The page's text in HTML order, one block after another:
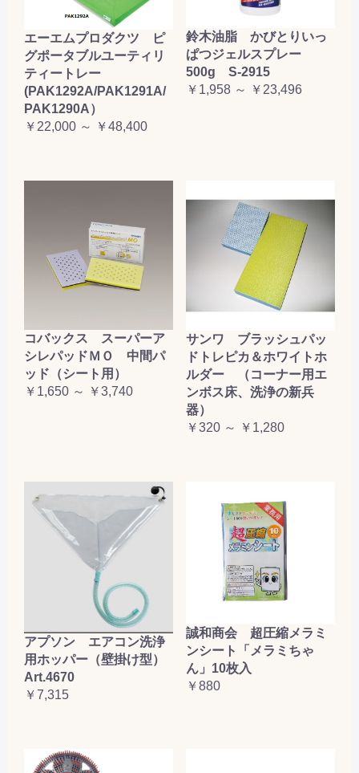
エーエムプロダクツ ピ
グポータブルユーティリ
ティートレー
(PAK1292A/PAK1291A/
PAK1290A）
￥22,000 ～ ￥48,400
鈴木油脂 かびとりいっ
ぱつジェルスプレー
500g S-2915
￥1,958 ～ ￥23,496
コバックス スーパーア
シレパッドＭＯ 中間パ
ッド（シート用）
￥1,650 ～ ￥3,740
サンワ ブラッシュパッ
ドトレピカ＆ホワイトホ
ルダー （コーナー用エ
ンボス床、洗浄の新兵
器）
￥320 ～ ￥1,280
アプソン エアコン洗浄
用ホッパー（壁掛け型）
Art.4670
￥7,315
誠和商会 超圧縮メラミ
ンシート「メラミちゃ
ん」10枚入
￥880